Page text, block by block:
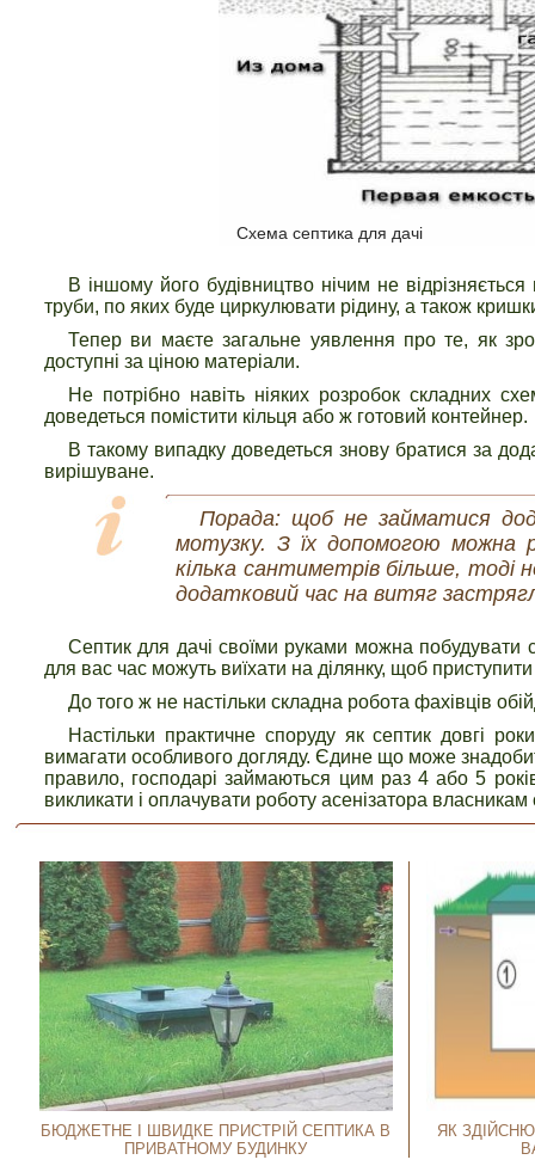
Схема септика для дачі
В іншому його будівництво нічим не
труби, по яких буде циркулювати рідину, а також
Тепер ви маєте загальне уявлення про те, як
доступні за ціною матеріали.
Не потрібно навіть ніяких розробок складних
доведеться помістити кільця або ж готовий контейнер.
В такому випадку доведеться знову братися за
вирішуване.
Порада: щоб не займатися
мотузку. З їх допомогою можна
кілька сантиметрів більше, тоді
додатковий час на витяг
Септик для дачі своїми руками можна побудувати
для вас час можуть виїхати на ділянку, щоб
До того ж не настільки складна робота фахівців
Настільки практичне споруду як септик довгі
вимагати особливого догляду. Єдине що може
правило, господарі займаються цим раз 4 або 5
викликати і оплачувати роботу асенізатора власникам
БЮДЖЕТНЕ І ШВИДКЕ ПРИСТРІЙ СЕПТИКА В
ПРИВАТНОМУ БУДИНКУ
ЯК